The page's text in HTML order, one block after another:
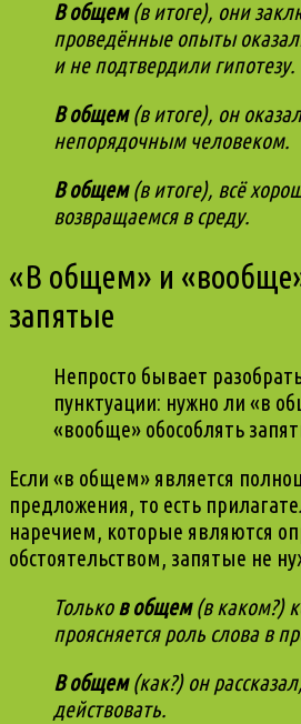
В общем(в итоге), они
проведённые опыты
и не подтвердили гипотезу.
В общем(в итоге), он
непорядочным человеком.
В общем(в итоге), всё
возвращаемся в среду.
«В общем» и
запятые
Непросто бывает
пунктуации: нужно ли «в
«вообще» обособлять
Если «в общем» является
предложения, то есть
наречием, которые являются
обстоятельством, запятые не
Тольков общем(в каком?)
проясняется роль слова в
В общем(как?) он
действовать.